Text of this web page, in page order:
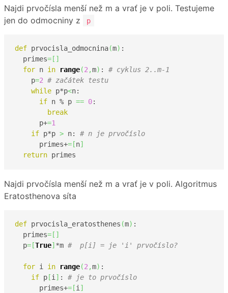
Najdi prvočísla menší než m a vrať je v poli. Testujeme
jen do odmocniny z
p
def prvocisla_odmocnina(m) :
  primes
= [ ]
for n in range(2 ,m) : # cyklus 2..m-1
    p
=2 # začátek testu
while p*p<n:
if n % p == 0:
break
      p+
=1
if p*p > n: # n je prvočíslo
      primes+
= [n]
return primes
Najdi prvočísla menší než m a vrať je v poli. Algoritmus
Eratosthenova síta
def prvocisla_eratosthenes (m) :
  primes
= [ ]
  p
= [True] *m #  p[i] = je 'i' prvočíslo?
for i in range(2 ,m) :
if p [i ] : # je to prvočíslo
      primes+
= [i ]